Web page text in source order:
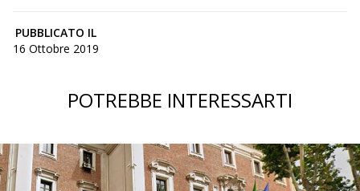
PUBBLICATO IL
16 Ottobre 2019
POTREBBE INTERESSARTI